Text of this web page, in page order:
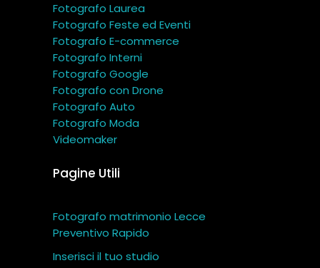
Fotografo Laurea
Fotografo Feste ed Eventi
Fotografo E-commerce
Fotografo Interni
Fotografo Google
Fotografo con Drone
Fotografo Auto
Fotografo Moda
Videomaker
Pagine Utili
Fotografo matrimonio Lecce
Preventivo Rapido
Inserisci il tuo studio